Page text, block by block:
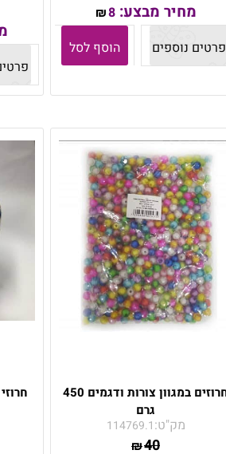
מחיר מבצע: ₪8
פרטים נוספים
הוסף לסל
חרוזים במגוון צורות ודגמים 450
גרם
מק"ט:114769.1
₪40